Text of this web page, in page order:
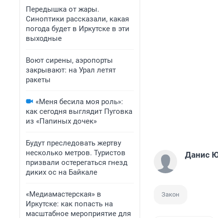
Передышка от жары.
Синоптики рассказали, какая
погода будет в Иркутске в эти
выходные
Воют сирены, аэропорты
закрывают: на Урал летят
ракеты
«Меня бесила моя роль»:
как сегодня выглядит Пуговка
из «Папиных дочек»
Будут преследовать жертву
несколько метров. Туристов
призвали остерегаться гнезд
диких ос на Байкале
«Медиамастерская» в
Иркутске: как попасть на
масштабное мероприятие для
Данис
Закон